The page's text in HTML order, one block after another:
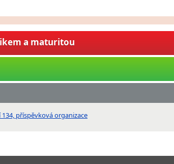
a maturitou
příspěvková organizace